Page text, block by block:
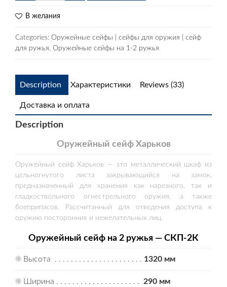
В желания
Categories: Оружейные сейфы | сейфы для оружия | сейф
для ружья, Оружейные сейфы на 1-2 ружья
Description Характеристики Reviews (33)
Доставка и оплата
Description
Оружейный сейф Харьков
Оружейный сейф Харьков — это металлический шкаф из
цельногнутого листа закрывающийся на замок,
предназначенный для хранения как нарезного, так и
гладкоствольного огнестрельного оружия, а также
боеприпасов. Рассчитанный для отведения доступа к
оружию посторонних и нежелательных лиц.
Оружейный сейф на 2 ружья — СКП-2К
☀ Высота . . . . . . . . . . . . . . . . . . . . . . 1320 мм
☀ Ширина . . . . . . . . . . . . . . . . . . . . . 290 мм